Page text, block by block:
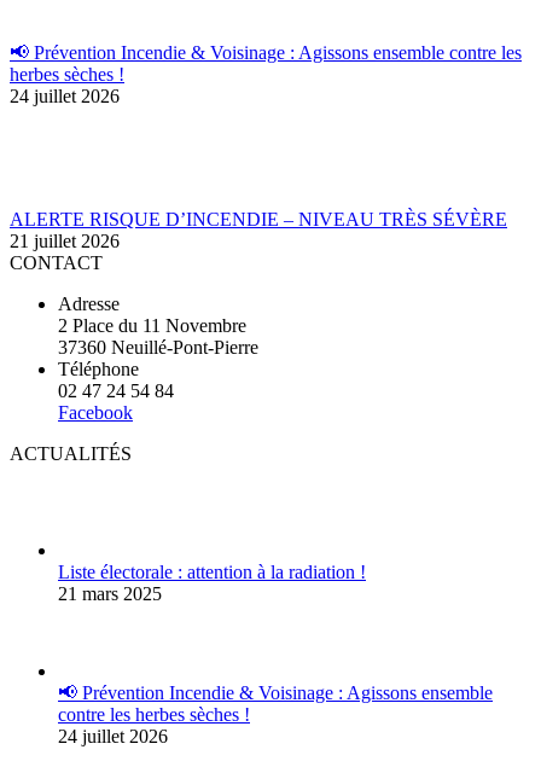
📢 Prévention Incendie & Voisinage : Agissons ensemble contre les
herbes sèches !
24 juillet 2026
ALERTE RISQUE D’INCENDIE – NIVEAU TRÈS SÉVÈRE
21 juillet 2026
CONTACT
Adresse
2 Place du 11 Novembre
37360 Neuillé-Pont-Pierre
Téléphone
02 47 24 54 84
Facebook
ACTUALITÉS
Liste électorale : attention à la radiation !
21 mars 2025
📢 Prévention Incendie & Voisinage : Agissons ensemble
contre les herbes sèches !
24 juillet 2026